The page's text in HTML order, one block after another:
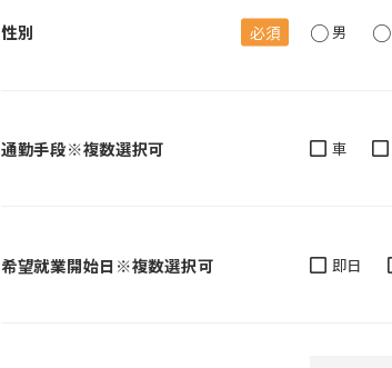
必須
性別 男
通勤手段※複数選択可 車
希望就業開始日 ※複数選択可 即日